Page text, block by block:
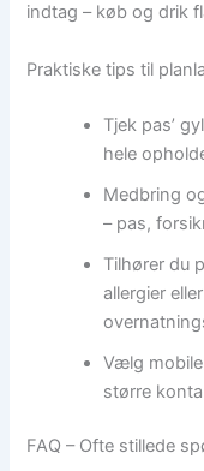
indtag – køb og drik
Praktiske tips til
Tjek pas’
hele
Medbring
– pas,
Tilhører du
allergier
Vælg
større
FAQ – Ofte stillede